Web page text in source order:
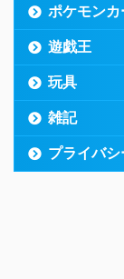
ポケモンカ
遊戯王
玩具
雑記
プライバ